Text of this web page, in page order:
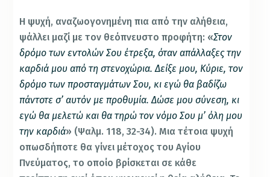
Η ψυχή, αναζωογονημένη πια από την αλήθεια,
ψάλλει μαζί με τον θεόπνευστο προφήτη: «Στον
δρόμο των εντολών Σου έτρεξα, όταν απάλλαξες την
καρδιά μου από τη στενοχώρια. Δείξε μου, Κύριε, τον
δρόμο των προσταγμάτων Σου, κι εγώ θα βαδίζω
πάντοτε σ’ αυτόν με προθυμία. Δώσε μου σύνεση, κι
εγώ θα μελετώ και θα τηρώ τον νόμο Σου μ’ όλη μου
την καρδιά» (Ψαλμ. 118, 32-34). Μια τέτοια ψυχή
οπωσδήποτε θα γίνει μέτοχος του Αγίου
Πνεύματος, το οποίο βρίσκεται σε κάθε